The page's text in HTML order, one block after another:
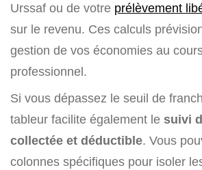
Urssaf ou de votre prélèvement
sur le revenu. Ces calculs
gestion de vos économies au
professionnel.
Si vous dépassez le seuil de
tableur facilite également le suivi
collectée et déductible. Vous
colonnes spécifiques pour isoler